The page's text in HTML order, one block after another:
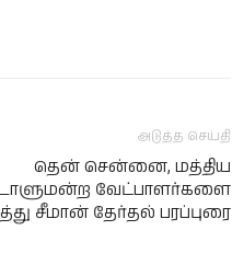
அடுத்த செய்தி
தென் சென்னை, மத்திய
வேட்பாளர்களை
சீமான் தேர்தல் பரப்புரை